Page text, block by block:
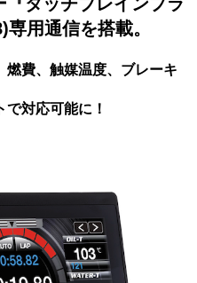
用通信を搭載。
燃費、触媒温度、ブレーキ
対応可能に！